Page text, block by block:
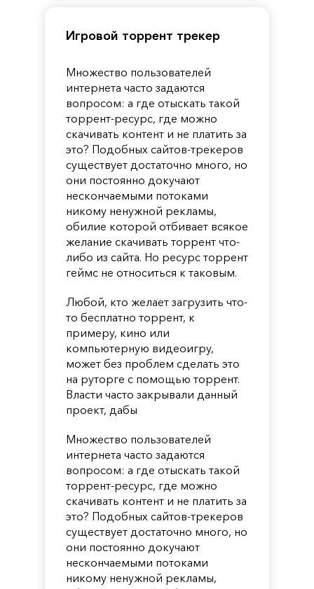
Игровой торрент трекер
Множество пользователей
интернета часто задаются
вопросом: а где отыскать такой
торрент-ресурс, где можно
скачивать контент и не платить за
это? Подобных сайтов-трекеров
существует достаточно много, но
они постоянно докучают
нескончаемыми потоками
никому ненужной рекламы,
обилие которой отбивает всякое
желание скачивать торрент что-
либо из сайта. Но ресурс торрент
геймс не относиться к таковым.
Любой, кто желает загрузить что-
то бесплатно торрент, к
примеру, кино или
компьютерную видеоигру,
может без проблем сделать это
на руторге с помощью торрент.
Власти часто закрывали данный
проект, дабы
Множество пользователей
интернета часто задаются
вопросом: а где отыскать такой
торрент-ресурс, где можно
скачивать контент и не платить за
это? Подобных сайтов-трекеров
существует достаточно много, но
они постоянно докучают
нескончаемыми потоками
никому ненужной рекламы,